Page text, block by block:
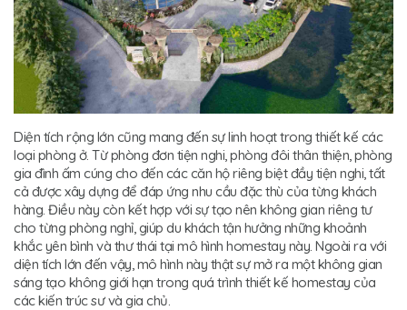
Diện tích rộng lớn cũng mang đến sự linh hoạt trong thiết kế các
loại phòng ở. Từ phòng đơn tiện nghi, phòng đôi thân thiện, phòng
gia đình ấm cúng cho đến các căn hộ riêng biệt đầy tiện nghi, tất
cả được xây dựng để đáp ứng nhu cầu đặc thù của từng khách
hàng. Điều này còn kết hợp với sự tạo nên không gian riêng tư
cho từng phòng nghỉ, giúp du khách tận hưởng những khoảnh
khắc yên bình và thư thái tại mô hình homestay này. Ngoài ra với
diện tích lớn đến vậy, mô hình này thật sự mở ra một không gian
sáng tạo không giới hạn trong quá trình thiết kế homestay của
các kiến trúc sư và gia chủ.